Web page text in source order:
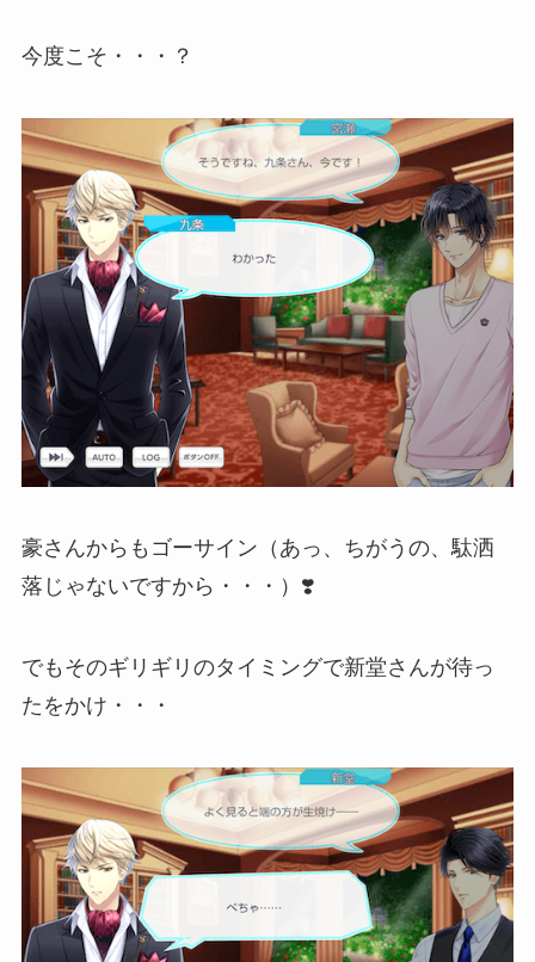
今度こそ・・・？
豪さんからもゴーサイン（あっ、ちがうの、駄洒
落じゃないですから・・・）❣️
でもそのギリギリのタイミングで新堂さんが待っ
たをかけ・・・